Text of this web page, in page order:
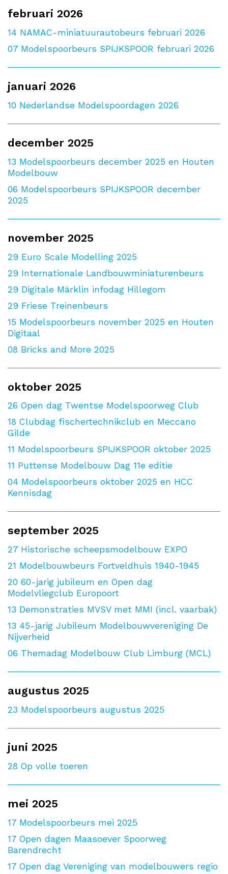
februari 2026
14 NAMAC-miniatuurautobeurs februari 2026
07 Modelspoorbeurs SPIJKSPOOR februari 2026
januari 2026
10 Nederlandse Modelspoordagen 2026
december 2025
13 Modelspoorbeurs december 2025 en Houten
Modelbouw
06 Modelspoorbeurs SPIJKSPOOR december
2025
november 2025
29 Euro Scale Modelling 2025
29 Internationale Landbouwminiaturenbeurs
29 Digitale Märklin infodag Hillegom
29 Friese Treinenbeurs
15 Modelspoorbeurs november 2025 en Houten
Digitaal
08 Bricks and More 2025
oktober 2025
26 Open dag Twentse Modelspoorweg Club
18 Clubdag fischertechnikclub en Meccano
Gilde
11 Modelspoorbeurs SPIJKSPOOR oktober 2025
11 Puttense Modelbouw Dag 11e editie
04 Modelspoorbeurs oktober 2025 en HCC
Kennisdag
september 2025
27 Historische scheepsmodelbouw EXPO
21 Modelbouwbeurs Fortveldhuis 1940-1945
20 60-jarig jubileum en Open dag
Modelvliegclub Europoort
13 Demonstraties MVSV met MMI (incl. vaarbak)
13 45-jarig Jubileum Modelbouwvereniging De
Nijverheid
06 Themadag Modelbouw Club Limburg (MCL)
augustus 2025
23 Modelspoorbeurs augustus 2025
juni 2025
28 Op volle toeren
mei 2025
17 Modelspoorbeurs mei 2025
17 Open dagen Maasoever Spoorweg
Barendrecht
17 Open dag Vereniging van modelbouwers regio